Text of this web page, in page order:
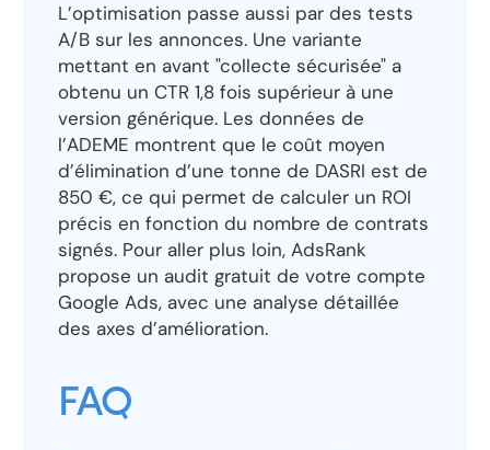
L’optimisation passe aussi par des tests
A/B sur les annonces. Une variante
mettant en avant "collecte sécurisée" a
obtenu un CTR 1,8 fois supérieur à une
version générique. Les données de
l’ADEME montrent que le coût moyen
d’élimination d’une tonne de DASRI est de
850 €, ce qui permet de calculer un ROI
précis en fonction du nombre de contrats
signés. Pour aller plus loin, AdsRank
propose un audit gratuit de votre compte
Google Ads, avec une analyse détaillée
des axes d’amélioration.
FAQ